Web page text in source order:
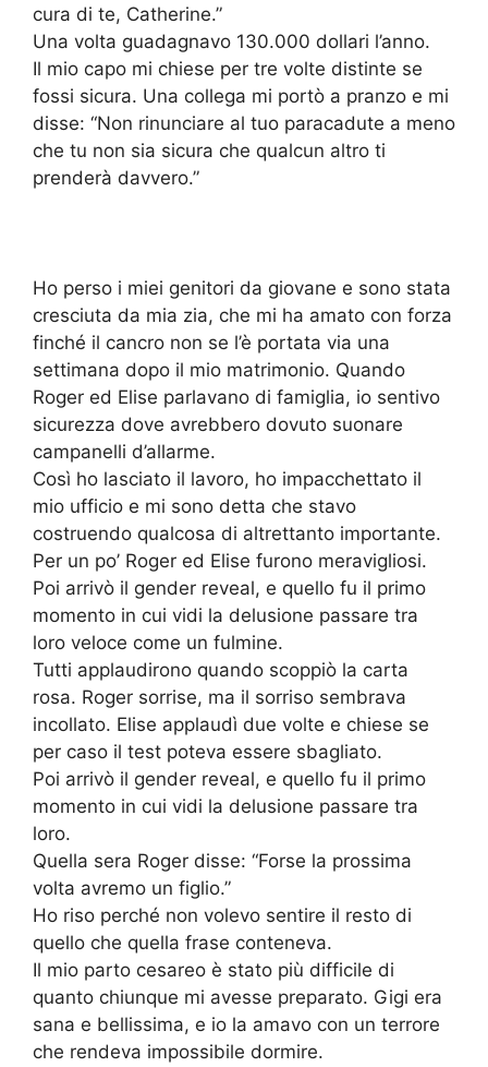
cura di te, Catherine.”
Una volta guadagnavo 130.000 dollari l’anno.
Il mio capo mi chiese per tre volte distinte se
fossi sicura. Una collega mi portò a pranzo e mi
disse: “Non rinunciare al tuo paracadute a meno
che tu non sia sicura che qualcun altro ti
prenderà davvero.”
Ho perso i miei genitori da giovane e sono stata
cresciuta da mia zia, che mi ha amato con forza
finché il cancro non se l’è portata via una
settimana dopo il mio matrimonio. Quando
Roger ed Elise parlavano di famiglia, io sentivo
sicurezza dove avrebbero dovuto suonare
campanelli d’allarme.
Così ho lasciato il lavoro, ho impacchettato il
mio ufficio e mi sono detta che stavo
costruendo qualcosa di altrettanto importante.
Per un po’ Roger ed Elise furono meravigliosi.
Poi arrivò il gender reveal, e quello fu il primo
momento in cui vidi la delusione passare tra
loro veloce come un fulmine.
Tutti applaudirono quando scoppiò la carta
rosa. Roger sorrise, ma il sorriso sembrava
incollato. Elise applaudì due volte e chiese se
per caso il test poteva essere sbagliato.
Poi arrivò il gender reveal, e quello fu il primo
momento in cui vidi la delusione passare tra
loro.
Quella sera Roger disse: “Forse la prossima
volta avremo un figlio.”
Ho riso perché non volevo sentire il resto di
quello che quella frase conteneva.
Il mio parto cesareo è stato più difficile di
quanto chiunque mi avesse preparato. Gigi era
sana e bellissima, e io la amavo con un terrore
che rendeva impossibile dormire.